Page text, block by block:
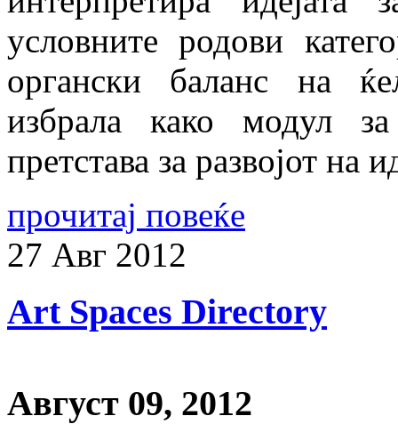
условните родови
органски баланс на
избрала како модул за
претстава за развојот на
прочитај повеќе
27 Авг 2012
Art Spaces Directory
Август 09, 2012